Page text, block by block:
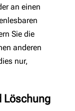
an einen
Sie die
anderen
nur,
Löschung